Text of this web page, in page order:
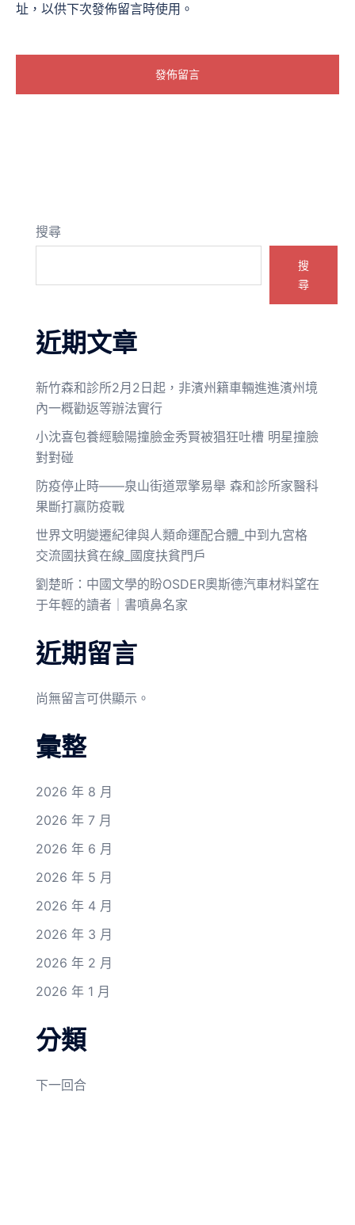
址，以供下次發佈留言時使用。
搜尋
搜
尋
近期文章
新竹森和診所2月2日起，非濱州籍車輛進進濱州境
內一概勸返等辦法實行
小沈喜包養經驗陽撞臉金秀賢被猖狂吐槽 明星撞臉
對對碰
防疫停止時——泉山街道眾擎易舉 森和診所家醫科
果斷打贏防疫戰
世界文明變遷紀律與人類命運配合體_中到九宮格
交流國扶貧在線_國度扶貧門戶
劉楚昕：中國文學的盼OSDER奧斯德汽車材料望在
于年輕的讀者｜書噴鼻名家
近期留言
尚無留言可供顯示。
彙整
2026 年 8 月
2026 年 7 月
2026 年 6 月
2026 年 5 月
2026 年 4 月
2026 年 3 月
2026 年 2 月
2026 年 1 月
分類
下一回合